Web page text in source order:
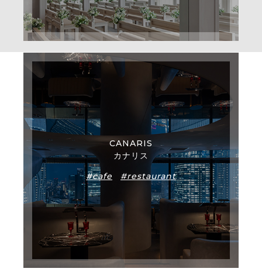
CANARIS
カナリス
#cafe
#restaurant